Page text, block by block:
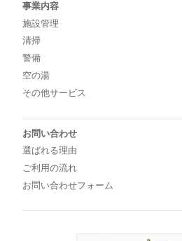
事業内容
施設管理
清掃
警備
空の湯
その他サービス
お問い合わせ
選ばれる理由
ご利用の流れ
お問い合わせフォーム